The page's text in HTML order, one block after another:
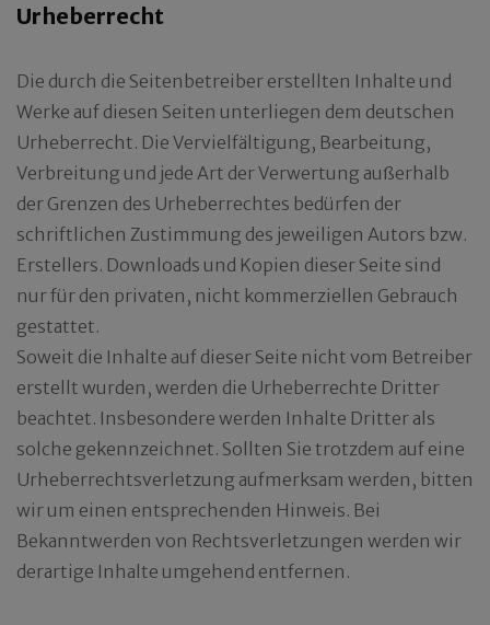
Urheberrecht
Die durch die Seitenbetreiber erstellten Inhalte und
Werke auf diesen Seiten unterliegen dem deutschen
Urheberrecht. Die Vervielfältigung, Bearbeitung,
Verbreitung und jede Art der Verwertung außerhalb
der Grenzen des Urheberrechtes bedürfen der
schriftlichen Zustimmung des jeweiligen Autors bzw.
Erstellers. Downloads und Kopien dieser Seite sind
nur für den privaten, nicht kommerziellen Gebrauch
gestattet.
Soweit die Inhalte auf dieser Seite nicht vom Betreiber
erstellt wurden, werden die Urheberrechte Dritter
beachtet. Insbesondere werden Inhalte Dritter als
solche gekennzeichnet. Sollten Sie trotzdem auf eine
Urheberrechtsverletzung aufmerksam werden, bitten
wir um einen entsprechenden Hinweis. Bei
Bekanntwerden von Rechtsverletzungen werden wir
derartige Inhalte umgehend entfernen.